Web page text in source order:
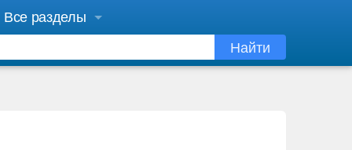
Все разделы
Найти